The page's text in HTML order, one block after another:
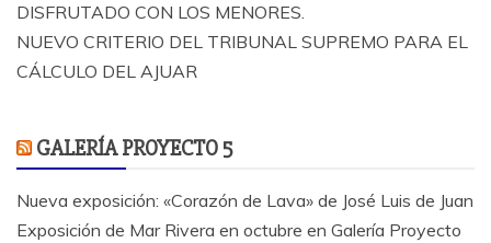
DISFRUTADO CON LOS MENORES.
NUEVO CRITERIO DEL TRIBUNAL SUPREMO PARA EL
CÁLCULO DEL AJUAR
GALERÍA PROYECTO 5
Nueva exposición: «Corazón de Lava» de José Luis de Juan
Exposición de Mar Rivera en octubre en Galería Proyecto